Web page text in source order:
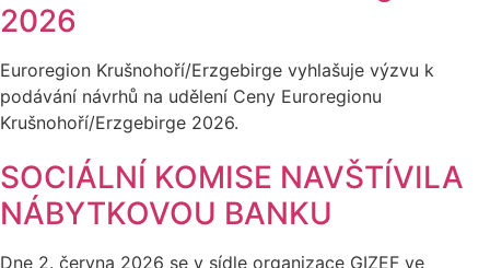
2026
Euroregion Krušnohoří/Erzgebirge vyhlašuje výzvu k
podávání návrhů na udělení Ceny Euroregionu
Krušnohoří/Erzgebirge 2026.
SOCIÁLNÍ KOMISE NAVŠTÍVILA
NÁBYTKOVOU BANKU
Dne 2. června 2026 se v sídle organizace GIZEF ve